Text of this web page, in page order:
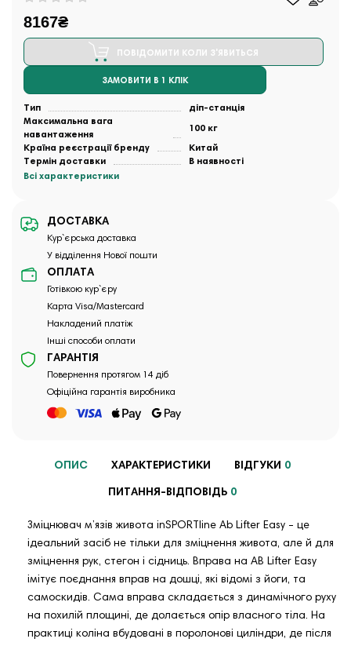
8167₴
ПОВІДОМИТИ КОЛИ З'ЯВИТЬСЯ
ЗАМОВИТИ В 1 КЛІК
Тип
діп-станція
Максимальна вага
навантаження
100 кг
Країна реєстрації бренду
Китай
Термін доставки
В наявності
Всі характеристики
ДОСТАВКА
Кур`єрська доставка
У відділення Нової пошти
ОПЛАТА
Готівкою кур`єру
Карта Visa/Mastercard
Накладений платіж
Інші способи оплати
ГАРАНТІЯ
Повернення протягом 14 діб
Офіційна гарантія виробника
ОПИС ХАРАКТЕРИСТИКИ ВІДГУКИ 0
ПИТАННЯ-ВІДПОВІДЬ 0
Зміцнювач м’язів живота inSPORTline Ab Lifter Easy - це
ідеальний засіб не тільки для зміцнення живота, але й для
зміцнення рук, стегон і сідниць. Вправа на AB Lifter Easy
імітує поєднання вправ на дошці, які відомі з йоги, та
самоскидів. Сама вправа складається з динамічного руху
на похилій площині, де долається опір власного тіла. На
практиці коліна вбудовані в поролонові циліндри, де після